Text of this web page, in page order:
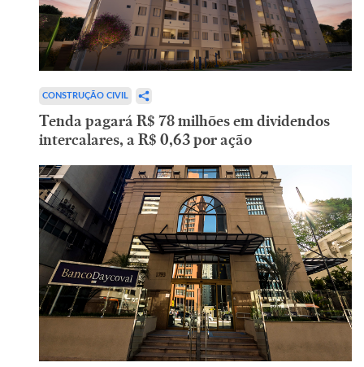
CONSTRUÇÃO CIVIL
Tenda pagará R$ 78 milhões em dividendos
intercalares, a R$ 0,63 por ação